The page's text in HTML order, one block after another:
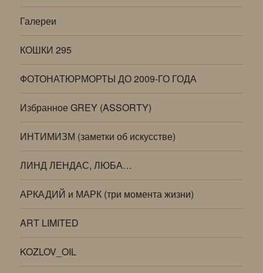
Галереи
КОШКИ 295
ФОТОНАТЮРМОРТЫ ДО 2009-ГО ГОДА
Избранное GREY (ASSORTY)
ИНТИМИЗМ (заметки об искусстве)
ЛИНД ЛЕНДАС, ЛЮБА…
АРКАДИЙ и МАРК (три момента жизни)
ART LIMITED
KOZLOV_OIL